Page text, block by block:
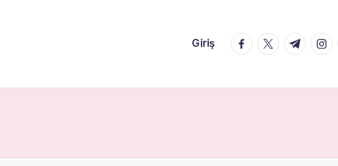
Giriş facebook.com
twitter.com
t.me